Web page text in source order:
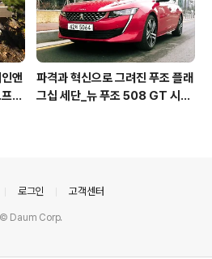
앤
리
파격과 혁신으로 그려진 푸조 플래
그십 세단_뉴 푸조 508 GT 시승
로그인 고객센터
© Daum Corp.